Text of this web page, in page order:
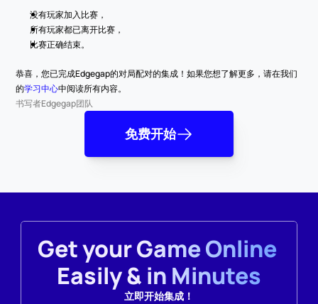
没有玩家加入比赛，
所有玩家都已离开比赛，
比赛正确结束。
恭喜，您已完成Edgegap的对局配对的集成！如果您想了解更多，请在我们
的学习中心中阅读所有内容。
书写者Edgegap团队
免费开始
Get your Game Online
Easily & in Minutes
立即开始集成！